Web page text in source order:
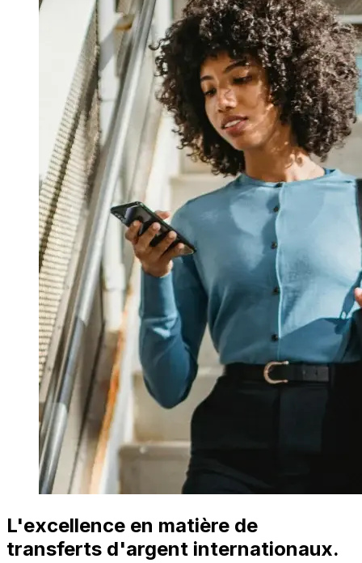
L'excellence en matière de
transferts d'argent internationaux.